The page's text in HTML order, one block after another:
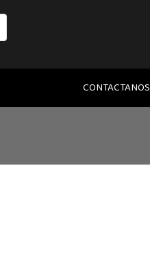
CONTACTANOS